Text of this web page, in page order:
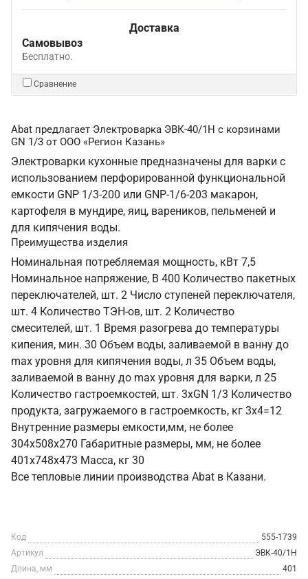
Доставка
Самовывоз
Бесплатно.
Сравнение
Abat предлагает Электроварка ЭВК-40/1Н с корзинами
GN 1/3 от ООО «Регион Казань»
Электроварки кухонные предназначены для варки с
использованием перфорированной функциональной
емкости GNP 1/3-200 или GNP-1/6-203 макарон,
картофеля в мундире, яиц, вареников, пельменей и
для кипячения воды.
Преимущества изделия
Номинальная потребляемая мощность, кВт 7,5
Номинальное напряжение, В 400 Количество пакетных
переключателей, шт. 2 Число ступеней переключателя,
шт. 4 Количество ТЭН-ов, шт. 2 Количество
смесителей, шт. 1 Время разогрева до температуры
кипения, мин. 30 Объем воды, заливаемой в ванну до
max уровня для кипячения воды, л 35 Объем воды,
заливаемой в ванну до max уровня для варки, л 25
Количество гастроемкостей, шт. 3xGN 1/3 Количество
продукта, загружаемого в гастроемкость, кг 3x4=12
Внутренние размеры емкости,мм, не более
304x508x270 Габаритные размеры, мм, не более
401x748x473 Масса, кг 30
Все тепловые линии производства Abat в Казани.
Код
555-1739
Артикул
ЭВК-40/1Н
Длина, мм
401